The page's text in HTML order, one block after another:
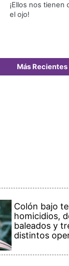
¡Ellos nos
el ojo!
Más Recientes
Colón bajo
homicidios,
baleados y
distintos